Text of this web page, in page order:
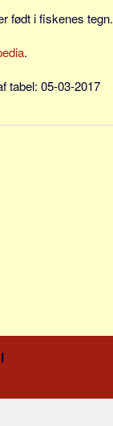
født i fiskenes tegn.
.
tabel: 05-03-2017